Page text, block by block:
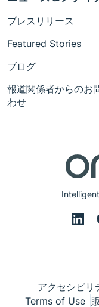
プレスリリース
Featured Stories
ブログ
報道関係者からのお
わせ
アクセシビリ
Terms of Use